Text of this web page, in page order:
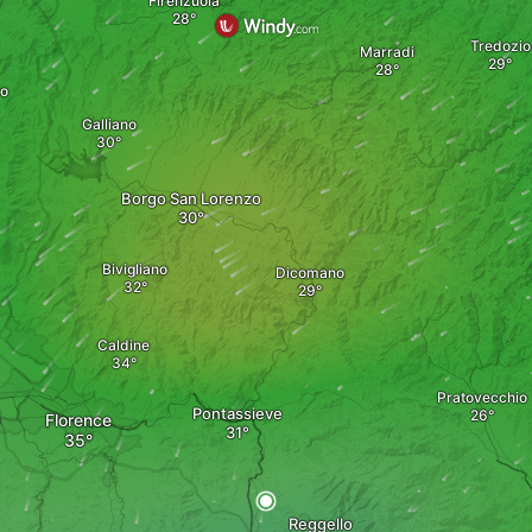
Reggello
Pontassieve
Florence
Caldine
Pratovecchio
Dicomano
Borgo San Lorenzo
Galliano
Bivigliano
Tredozio
Marradi